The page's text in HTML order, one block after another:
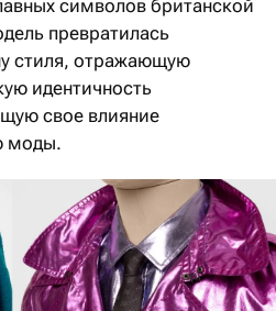
символов британской
превратилась
стиля, отражающую
идентичность
свое влияние
моды.